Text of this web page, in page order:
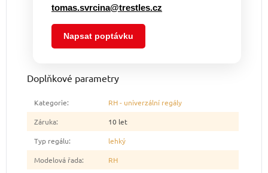
tomas.svrcina@trestles.cz
Napsat poptávku
Doplňkové parametry
Kategorie:
RH - univerzální regály
Záruka:
10 let
Typ regálu:
lehký
Modelová řada:
RH